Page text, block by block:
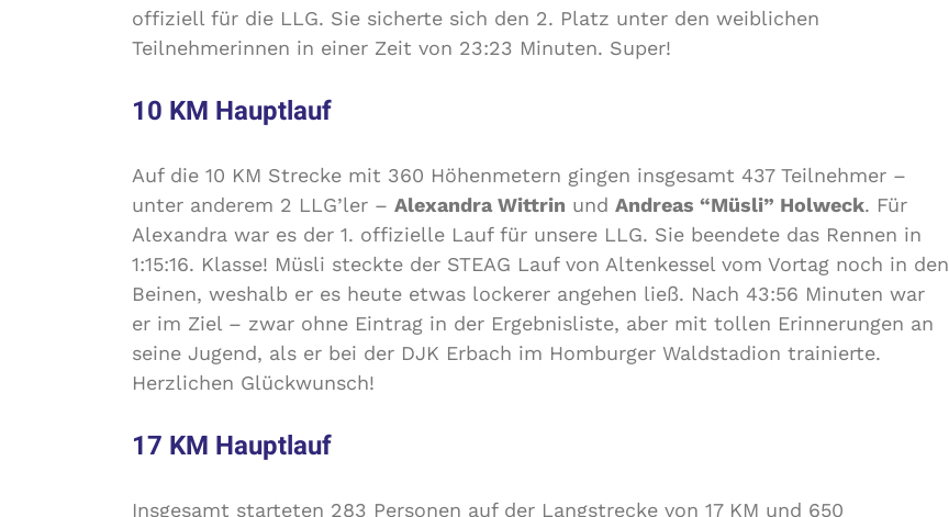
offiziell für die LLG. Sie sicherte sich den 2. Platz unter den weiblichen
Teilnehmerinnen in einer Zeit von 23:23 Minuten. Super!
10 KM Hauptlauf
Auf die 10 KM Strecke mit 360 Höhenmetern gingen insgesamt 437 Teilnehmer –
unter anderem 2 LLG’ler – Alexandra Wittrin und Andreas “Müsli” Holweck. Für
Alexandra war es der 1. offizielle Lauf für unsere LLG. Sie beendete das Rennen in
1:15:16. Klasse! Müsli steckte der STEAG Lauf von Altenkessel vom Vortag noch in den
Beinen, weshalb er es heute etwas lockerer angehen ließ. Nach 43:56 Minuten war
er im Ziel – zwar ohne Eintrag in der Ergebnisliste, aber mit tollen Erinnerungen an
seine Jugend, als er bei der DJK Erbach im Homburger Waldstadion trainierte.
Herzlichen Glückwunsch!
17 KM Hauptlauf
Insgesamt starteten 283 Personen auf der Langstrecke von 17 KM und 650